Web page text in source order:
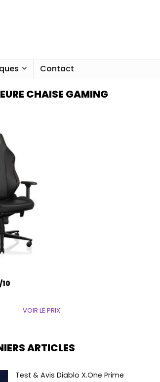
Contact
CHAISE GAMING
VOIR LE PRIX
ARTICLES
Test & Avis Diablo X.One Prime